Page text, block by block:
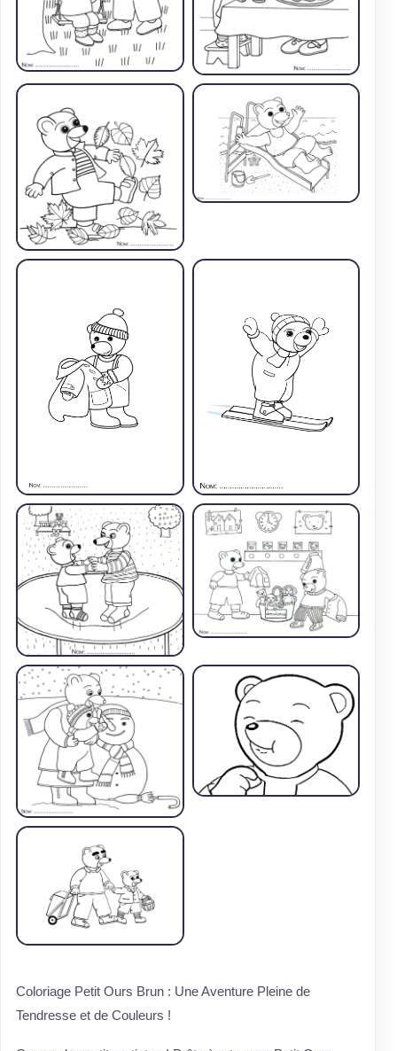
Coloriage Petit Ours Brun : Une Aventure Pleine de
Tendresse et de Couleurs !